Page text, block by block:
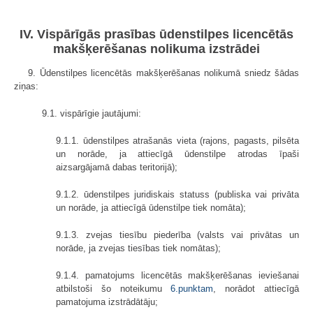
IV. Vispārīgās prasības ūdenstilpes licencētās
makšķerēšanas nolikuma izstrādei
9. Ūdenstilpes licencētās makšķerēšanas nolikumā sniedz šādas
ziņas:
9.1. vispārīgie jautājumi:
9.1.1. ūdenstilpes atrašanās vieta (rajons, pagasts, pilsēta
un norāde, ja attiecīgā ūdenstilpe atrodas īpaši
aizsargājamā dabas teritorijā);
9.1.2. ūdenstilpes juridiskais statuss (publiska vai privāta
un norāde, ja attiecīgā ūdenstilpe tiek nomāta);
9.1.3. zvejas tiesību piederība (valsts vai privātas un
norāde, ja zvejas tiesības tiek nomātas);
9.1.4. pamatojums licencētās makšķerēšanas ieviešanai
atbilstoši šo noteikumu6.punktam , norādot attiecīgā
pamatojuma izstrādātāju;